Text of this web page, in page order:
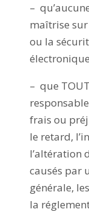
–
maîtrise sur
ou la
– que
frais ou
le retard,
l’altération
causés par
générale,
la